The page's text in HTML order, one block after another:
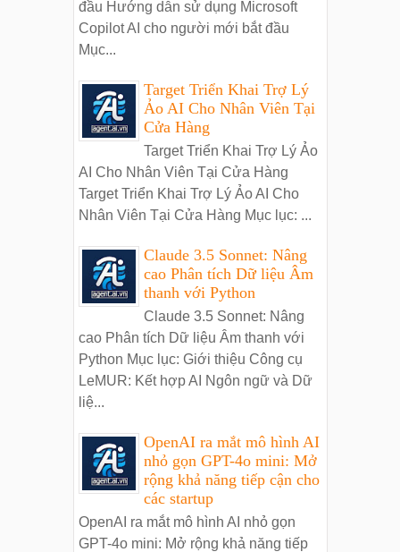
đầu Hướng dẫn sử dụng Microsoft
Copilot AI cho người mới bắt đầu
Mục...
Target Triển Khai Trợ Lý
Ảo AI Cho Nhân Viên Tại
Cửa Hàng
Target Triển Khai Trợ Lý Ảo
AI Cho Nhân Viên Tại Cửa Hàng
Target Triển Khai Trợ Lý Ảo AI Cho
Nhân Viên Tại Cửa Hàng Mục lục: ...
Claude 3.5 Sonnet: Nâng
cao Phân tích Dữ liệu Âm
thanh với Python
Claude 3.5 Sonnet: Nâng
cao Phân tích Dữ liệu Âm thanh với
Python Mục lục: Giới thiệu Công cụ
LeMUR: Kết hợp AI Ngôn ngữ và Dữ
liệ...
OpenAI ra mắt mô hình AI
nhỏ gọn GPT-4o mini: Mở
rộng khả năng tiếp cận cho
các startup
OpenAI ra mắt mô hình AI nhỏ gọn
GPT-4o mini: Mở rộng khả năng tiếp